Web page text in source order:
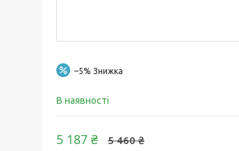
–5%
В наявності
5 460 ₴
5 187 ₴